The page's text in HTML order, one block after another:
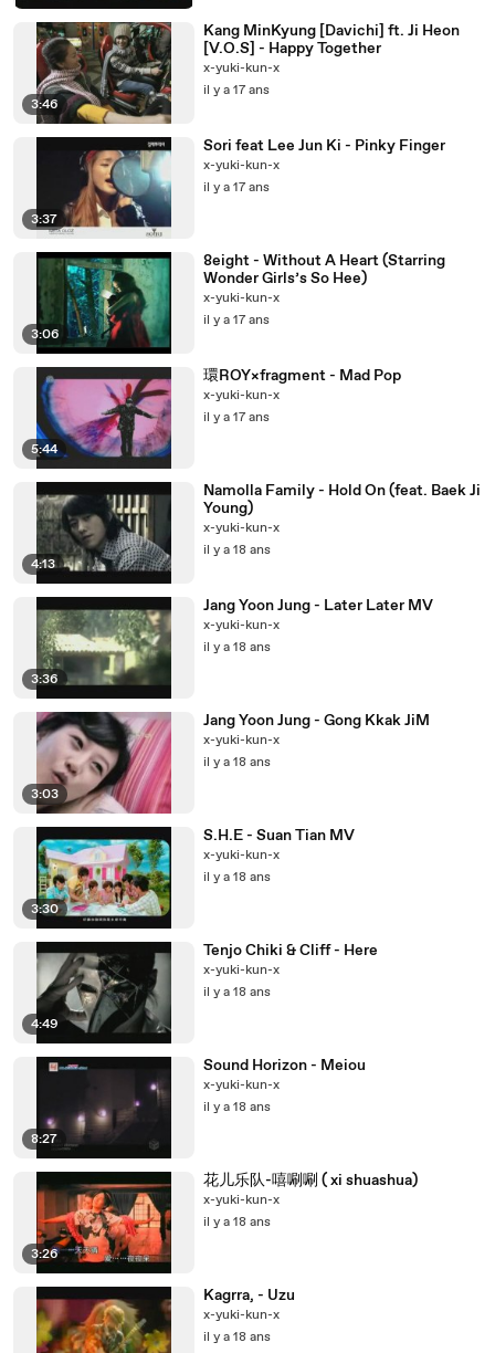
3:46
Kang MinKyung [Davichi] ft. Ji Heon
[V.O.S] - Happy Together
x-yuki-kun-x
il y a 17 ans
3:37
Sori feat Lee Jun Ki - Pinky Finger
x-yuki-kun-x
il y a 17 ans
3:06
8eight - Without A Heart (Starring
Wonder Girls’s So Hee)
x-yuki-kun-x
il y a 17 ans
5:44
環ROY×fragment - Mad Pop
x-yuki-kun-x
il y a 17 ans
4:13
Namolla Family - Hold On (feat. Baek Ji
Young)
x-yuki-kun-x
il y a 18 ans
3:36
Jang Yoon Jung - Later Later MV
x-yuki-kun-x
il y a 18 ans
3:03
Jang Yoon Jung - Gong Kkak JiM
x-yuki-kun-x
il y a 18 ans
3:30
S.H.E - Suan Tian MV
x-yuki-kun-x
il y a 18 ans
4:49
Tenjo Chiki & Cliff - Here
x-yuki-kun-x
il y a 18 ans
8:27
Sound Horizon - Meiou
x-yuki-kun-x
il y a 18 ans
3:26
花儿乐队-嘻唰唰 ( xi shuashua)
x-yuki-kun-x
il y a 18 ans
Kagrra, - Uzu
x-yuki-kun-x
il y a 18 ans